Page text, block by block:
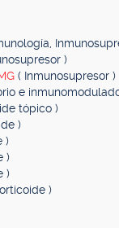
)
( Inmunosupresor )
e
tópico )
)
)
)
)
)